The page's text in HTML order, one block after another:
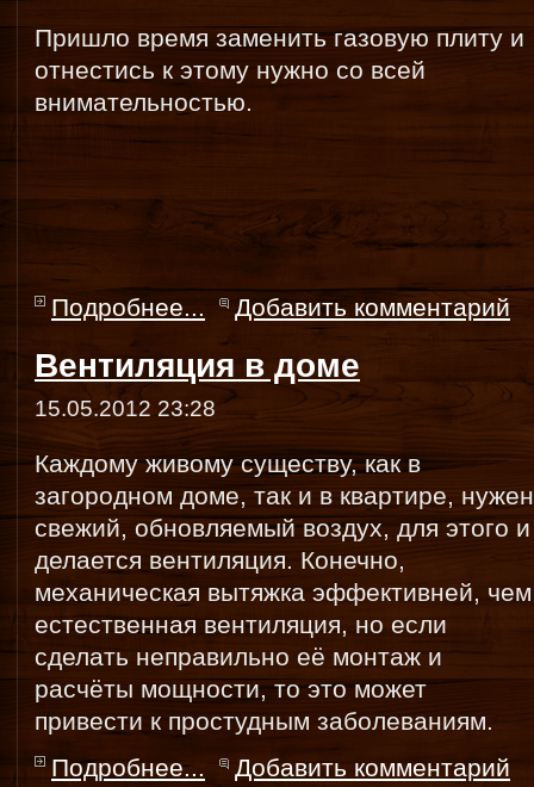
Пришло время заменить газовую плиту и
отнестись к этому нужно со всей
внимательностью.
Подробнее... Добавить комментарий
Вентиляция в доме
15.05.2012 23:28
Каждому живому существу, как в
загородном доме, так и в квартире, нужен
свежий, обновляемый воздух, для этого и
делается вентиляция. Конечно,
механическая вытяжка эффективней, чем
естественная вентиляция, но если
сделать неправильно её монтаж и
расчёты мощности, то это может
привести к простудным заболеваниям.
Подробнее...
Добавить комментарий